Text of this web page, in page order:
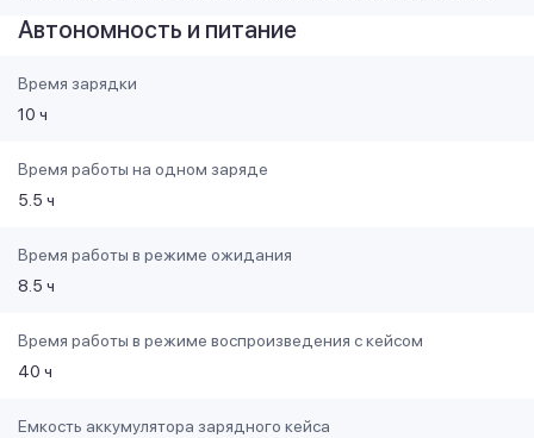
Автономность и питание
Время зарядки
10 ч
Время работы на одном заряде
5.5 ч
Время работы в режиме ожидания
8.5 ч
Время работы в режиме воспроизведения с кейсом
40 ч
Емкость аккумулятора зарядного кейса